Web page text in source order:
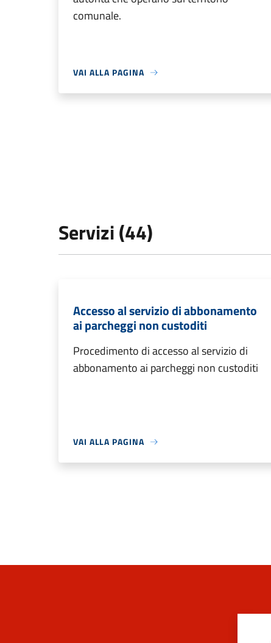
comunale.
VAI ALLA PAGINA
Servizi (44)
Accesso al servizio di abbonamento
ai parcheggi non custoditi
Procedimento di accesso al servizio di
abbonamento ai parcheggi non custoditi
VAI ALLA PAGINA